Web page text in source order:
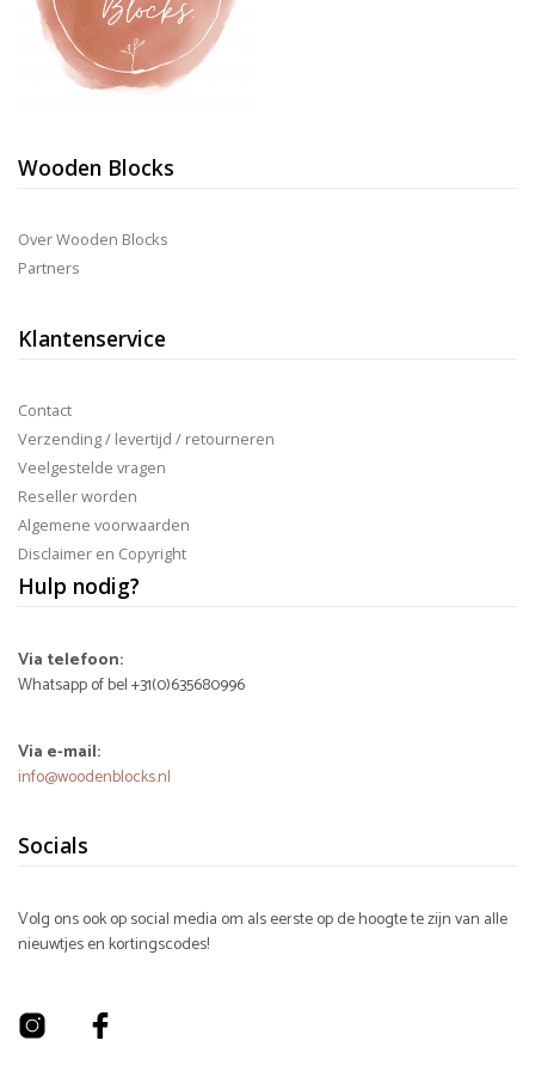
Wooden Blocks
Over Wooden Blocks
Partners
Klantenservice
Contact
Verzending / levertijd / retourneren
Veelgestelde vragen
Reseller worden
Algemene voorwaarden
Disclaimer en Copyright
Hulp nodig?
Via telefoon:
Whatsapp of bel +31(0)635680996
Via e-mail:
info@woodenblocks.nl
Socials
Volg ons ook op social media om als eerste op de hoogte te zijn van alle
nieuwtjes en kortingscodes!